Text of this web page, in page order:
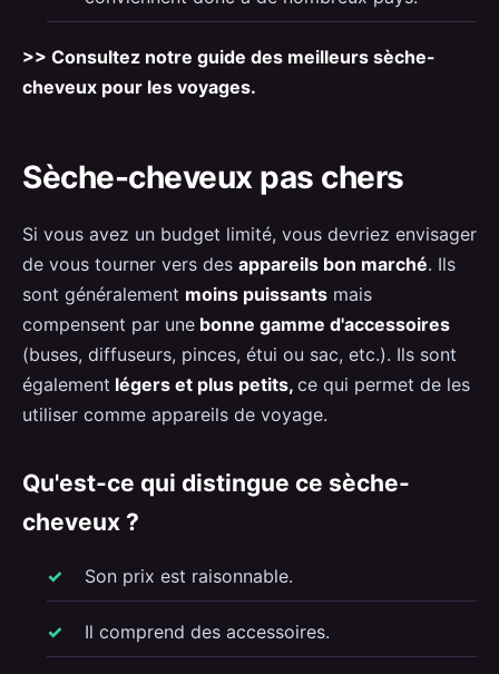
>> Consultez notre guide des meilleurs sèche-
cheveux pour les voyages.
Sèche-cheveux pas chers
Si vous avez un budget limité, vous devriez envisager
de vous tourner vers des appareils bon marché. Ils
sont généralement moins puissants mais
compensent par une bonne gamme d'accessoires
(buses, diffuseurs, pinces, étui ou sac, etc.). Ils sont
également légers et plus petits, ce qui permet de les
utiliser comme appareils de voyage.
Qu'est-ce qui distingue ce sèche-
cheveux ?
Son prix est raisonnable.
Il comprend des accessoires.